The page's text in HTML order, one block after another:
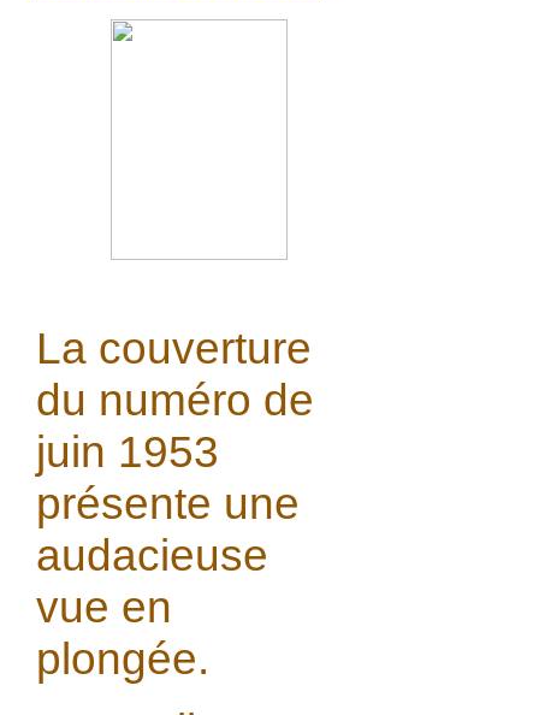
La couverture
du numéro de
juin 1953
présente une
audacieuse
vue en
plongée.